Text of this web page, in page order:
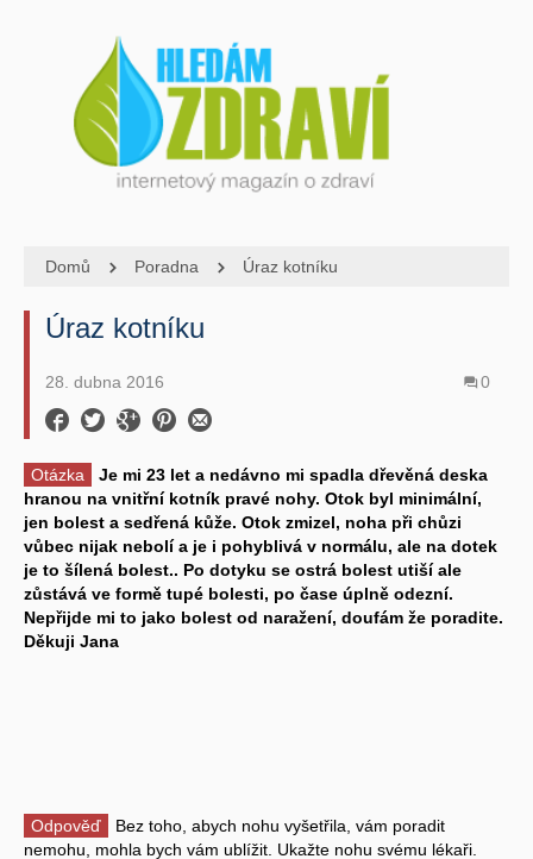
Domů Poradna Úraz kotníku
Úraz kotníku
28. dubna 2016 0
Otázka
Je mi 23 let a nedávno mi spadla dřevěná deska
hranou na vnitřní kotník pravé nohy. Otok byl minimální,
jen bolest a sedřená kůže. Otok zmizel, noha při chůzi
vůbec nijak nebolí a je i pohyblivá v normálu, ale na dotek
je to šílená bolest.. Po dotyku se ostrá bolest utiší ale
zůstává ve formě tupé bolesti, po čase úplně odezní.
Nepřijde mi to jako bolest od naražení, doufám že poradite.
Děkuji Jana
Odpověď
Bez toho, abych nohu vyšetřila, vám poradit
nemohu, mohla bych vám ublížit. Ukažte nohu svému lékaři.